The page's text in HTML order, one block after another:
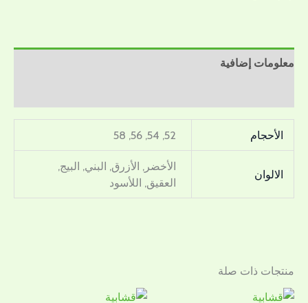
معلومات إضافية
الأحجام 52, 54, 56, 58
الالوان
الأخضر, الأزرق, البني, البيج,
العقيق, اللأسود
منتجات ذات صلة